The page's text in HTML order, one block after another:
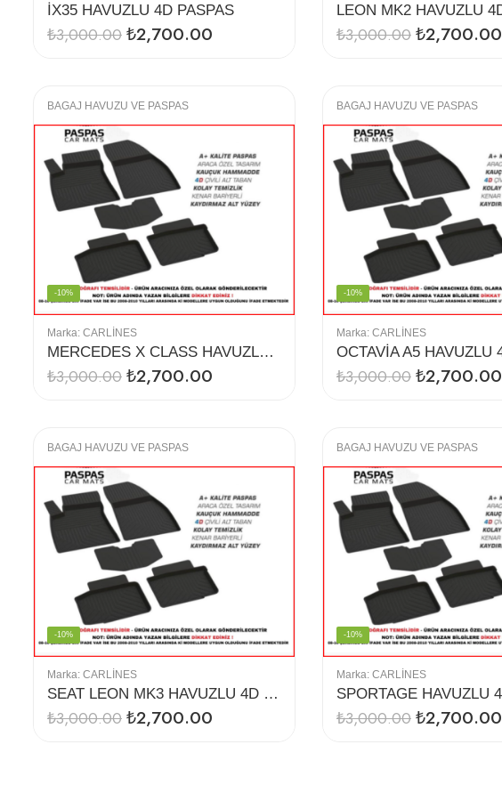
İX35 HAVUZLU 4D PASPAS
₺3,000.00₺2,700.00 ₺3,000.00₺2,700.00
BAGAJ HAVUZU VE PASPAS
Marka: CARLINES
MERCEDES X CLASS HAVUZLU 4D PASPAS
-10%
₺3,000.00₺2,700.00
BAGAJ HAVUZU VE PASPAS
Marka: CARLINES
-10%
₺3,000.00₺2,700.00
BAGAJ HAVUZU VE PASPAS
Marka: CARLINES
SEAT LEON MK3 HAVUZLU 4D PASPAS (12-18)
-10%
₺3,000.00₺2,700.00
BAGAJ HAVUZU VE PASPAS
Marka: CARLINES
-10%
₺3,000.00₺2,700.00